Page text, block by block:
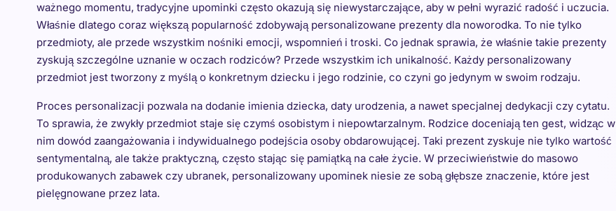
ważnego momentu, tradycyjne upominki często okazują się niewystarczające, aby w pełni wyrazić radość i uczucia.
Właśnie dlatego coraz większą popularność zdobywają personalizowane prezenty dla noworodka. To nie tylko
przedmioty, ale przede wszystkim nośniki emocji, wspomnień i troski. Co jednak sprawia, że właśnie takie prezenty
zyskują szczególne uznanie w oczach rodziców? Przede wszystkim ich unikalność. Każdy personalizowany
przedmiot jest tworzony z myślą o konkretnym dziecku i jego rodzinie, co czyni go jedynym w swoim rodzaju.
Proces personalizacji pozwala na dodanie imienia dziecka, daty urodzenia, a nawet specjalnej dedykacji czy cytatu.
To sprawia, że zwykły przedmiot staje się czymś osobistym i niepowtarzalnym. Rodzice doceniają ten gest, widząc w
nim dowód zaangażowania i indywidualnego podejścia osoby obdarowującej. Taki prezent zyskuje nie tylko wartość
sentymentalną, ale także praktyczną, często stając się pamiątką na całe życie. W przeciwieństwie do masowo
produkowanych zabawek czy ubranek, personalizowany upominek niesie ze sobą głębsze znaczenie, które jest
pielęgnowane przez lata.